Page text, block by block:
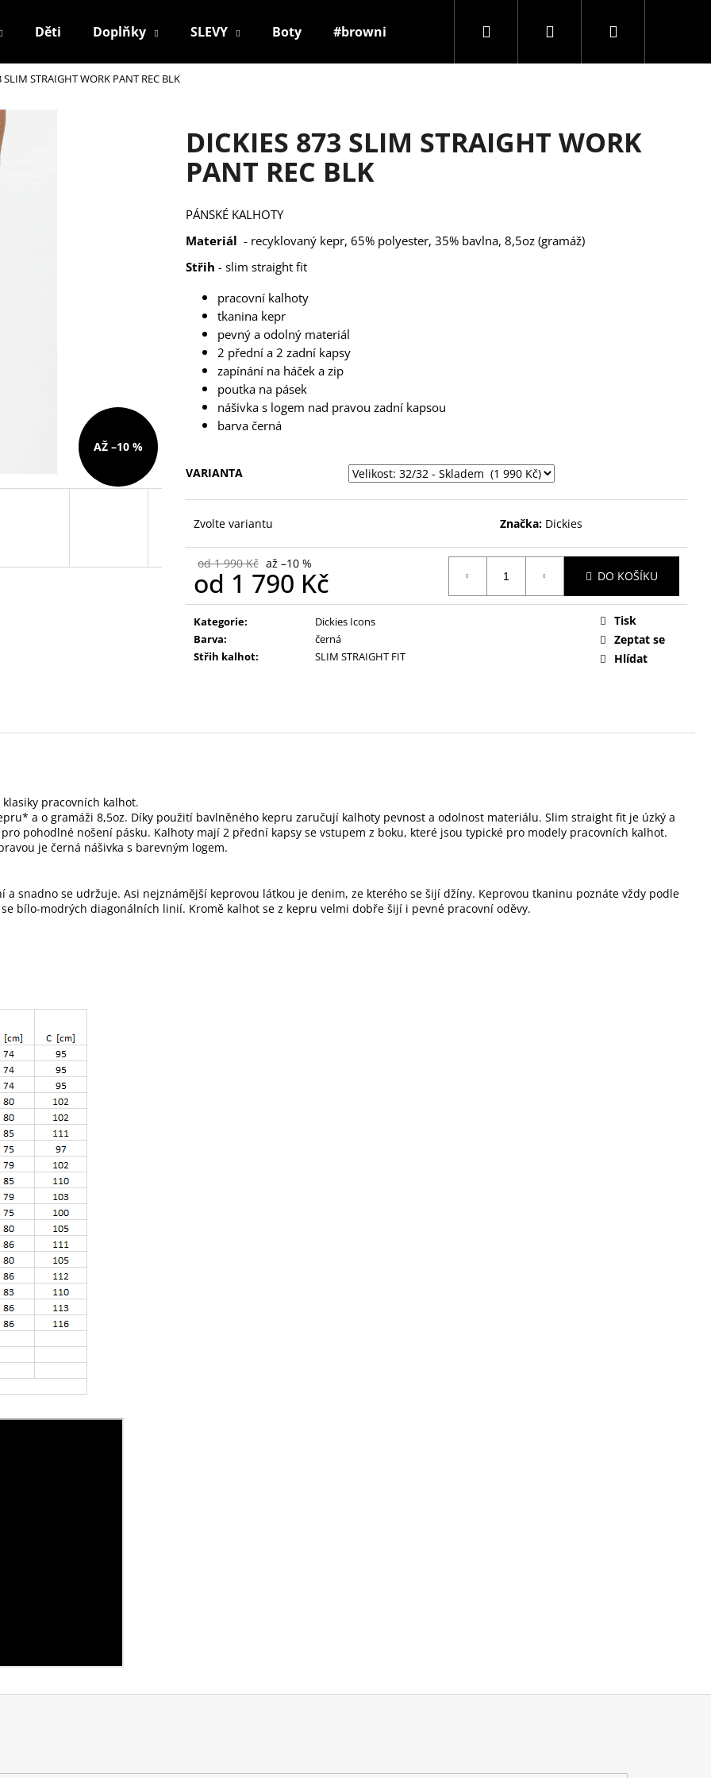
Děti Doplňky SLEVY Boty #brownisthenewblack Kamenná prodejna
Hledat PřihlášeníNákupní
SLIM STRAIGHT WORK PANT REC BLK
DICKIES 873 SLIM STRAIGHT WORK
PANT REC BLK
PÁNSKÉ KALHOTY
Materiál - recyklovaný kepr, 65% polyester, 35% bavlna, 8,5oz (gramáž)
Střih - slim straight fit
pracovní kalhoty
tkanina kepr
pevný a odolný materiál
2 přední a 2 zadní kapsy
zapínání na háček a zip
poutka na pásek
nášivka s logem nad pravou zadní kapsou
barva černá
VARIANTA
Zvolte variantu Značka: Dickies
od 1 990 Kč až –10 %
od 1 790 Kč
Měrná
cena:
DO KOŠÍKU
Kategorie:
Dickies Icons
Barva:
černá
Střih kalhot: SLIM STRAIGHT FIT
Tisk
Zeptat se
Hlídat
AŽ –10 %
klasiky pracovních kalhot.
a o gramáži 8,5oz. Díky použití bavlněného kepru zaručují kalhoty pevnost a odolnost materiálu. Slim straight fit je úzký a
pohodlné nošení pásku. Kalhoty mají 2 přední kapsy se vstupem z boku, které jsou typické pro modely pracovních kalhot.
je černá nášivka s barevným logem.
snadno se udržuje. Asi nejznámější keprovou látkou je denim, ze kterého se šijí džíny. Keprovou tkaninu poznáte vždy podle
bílo-modrých diagonálních linií. Kromě kalhot se z kepru velmi dobře šijí i pevné pracovní oděvy.
Co potřebujete najít?
HLEDAT